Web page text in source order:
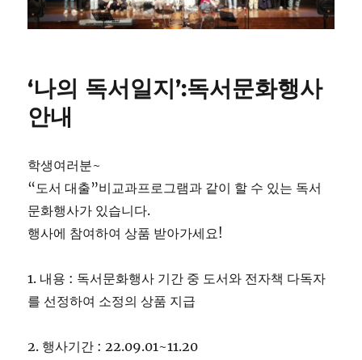
‘나의 독서일지’:독서문화행사
안내
학생여러분~
“도서 대출”비교과프로그램과 같이 할 수 있는 독서
문화행사가 있습니다.
행사에 참여하여 상품 받아가세요!
1. 내용 : 독서문화행사 기간 중 도서와 전자책 다독자
를 선정하여 소정의 상품 지급
2. 행사기간 : 22.09.01~11.20